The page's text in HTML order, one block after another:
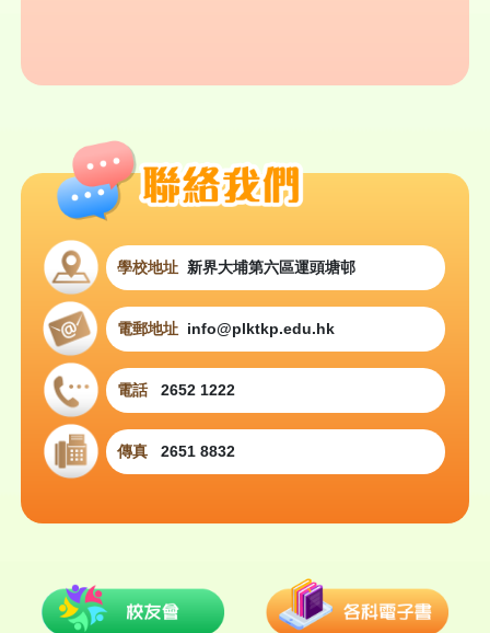
學校地址 新界大埔第六區運頭塘邨
電郵地址 info@plktkp.edu.hk
電話 2652 1222
傳真 2651 8832